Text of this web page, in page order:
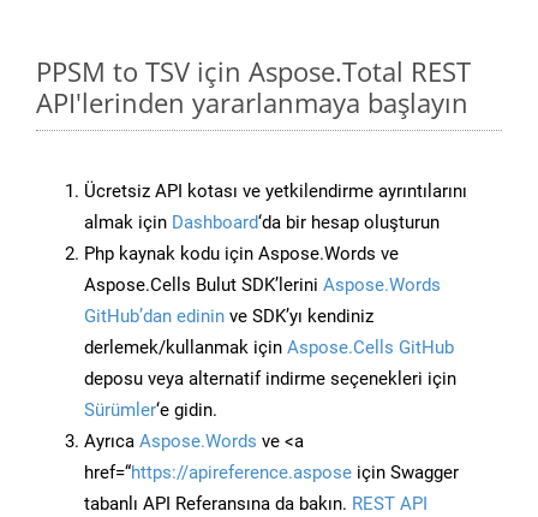
PPSM to TSV için Aspose.Total REST
API'lerinden yararlanmaya başlayın
Ücretsiz API kotası ve yetkilendirme ayrıntılarını
almak için Dashboard‘da bir hesap oluşturun
Php kaynak kodu için Aspose.Words ve
Aspose.Cells Bulut SDK’lerini Aspose.Words
GitHub’dan edinin ve SDK’yı kendiniz
derlemek/kullanmak için Aspose.Cells GitHub
deposu veya alternatif indirme seçenekleri için
Sürümler‘e gidin.
Ayrıca Aspose.Words ve <a
href=“https://apireference.aspose için Swagger
tabanlı API Referansına da bakın. REST API